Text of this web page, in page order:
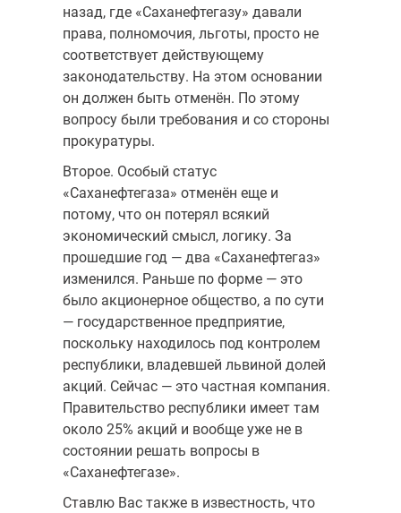
назад, где «Саханефтегазу» давали
права, полномочия, льготы, про­сто не
соответствует действующему
законодательству. На этом основа­нии
он должен быть отменён. По этому
вопросу были требования и со стороны
прокуратуры.
Второе. Особый статус
«Саханефтегаза» отменён еще и
потому, что он потерял всякий
экономический смысл, логику. За
прошедшие год — два «Саханефтегаз»
изменился. Раньше по форме — это
было акционерное общество, а по сути
— государственное предприятие,
поскольку находи­лось под контролем
республики, владевшей львиной долей
акций. Сей­час — это частная компания.
Правительство республики имеет там
около 25% акций и вообще уже не в
состоянии решать вопросы в
«Саханефтегазе».
Ставлю Вас также в известность, что